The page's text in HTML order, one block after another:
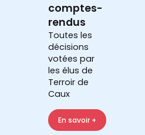
comptes-
rendus
Toutes les
décisions
votées par
les élus de
Terroir de
Caux
En savoir +